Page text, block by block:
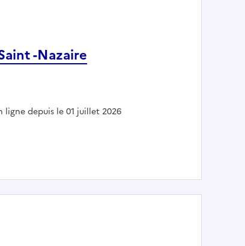
-Nazaire
ligne depuis le 01 juillet 2026